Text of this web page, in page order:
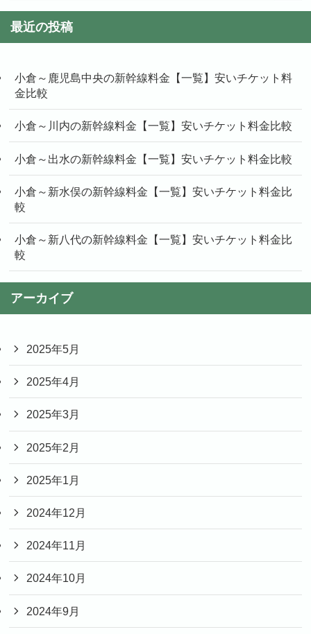
最近の投稿
小倉～鹿児島中央の新幹線料金【一覧】安いチケット料
金比較
小倉～川内の新幹線料金【一覧】安いチケット料金比較
小倉～出水の新幹線料金【一覧】安いチケット料金比較
小倉～新水俣の新幹線料金【一覧】安いチケット料金比
較
小倉～新八代の新幹線料金【一覧】安いチケット料金比
較
アーカイブ
2025年5月
2025年4月
2025年3月
2025年2月
2025年1月
2024年12月
2024年11月
2024年10月
2024年9月